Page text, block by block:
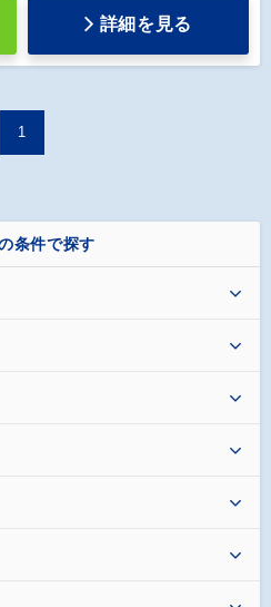
詳細を見る
1
条件で探す